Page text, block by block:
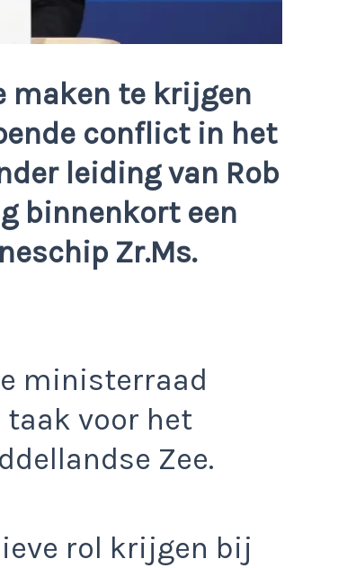
maken te krijgen
conflict in het
leiding van Rob
binnenkort een
Zr.Ms.
ministerraad
taak voor het
Zee.
rol krijgen bij